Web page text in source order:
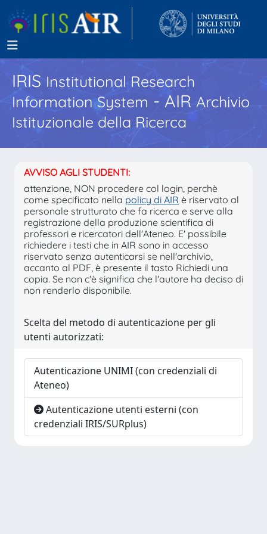
IRISInstitutional Research
Information System - AIR Archivio
Istituzionale della Ricerca
AVVISO AGLI STUDENTI:
attenzione, NON procedere col login, perchè
come specificato nella policy di AIR è riservato al
personale strutturato che fa ricerca e serve alla
registrazione della produzione scientifica di
professori e ricercatori dell'Ateneo. E' possibile
richiedere i testi che in AIR sono in accesso
riservato senza autenticarsi se nell'archivio,
accanto al PDF, è presente il tasto Richiedi una
copia. Se non c'è significa che l'autore ha deciso di
non renderlo disponibile.
Scelta del metodo di autenticazione per gli
utenti autorizzati:
Autenticazione UNIMI (con credenziali di
Ateneo)
Autenticazione utenti esterni (con
credenziali IRIS/SURplus)